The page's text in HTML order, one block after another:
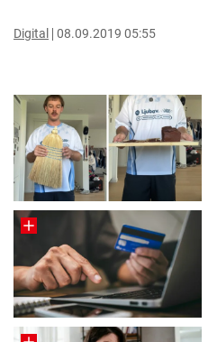
Digital 08.09.2019 05:55